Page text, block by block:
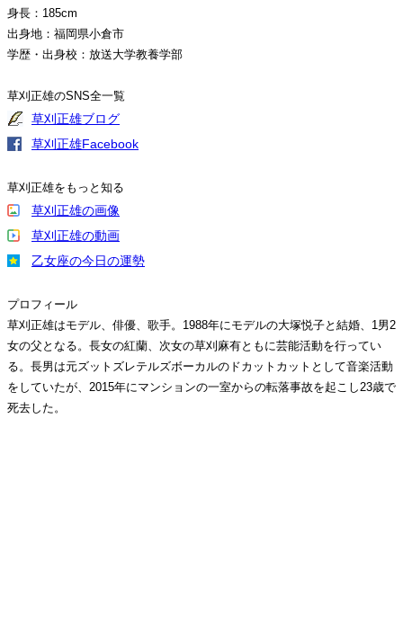
身長：185cm
出身地：福岡県小倉市
学歴・出身校：放送大学教養学部
草刈正雄のSNS全一覧
草刈正雄ブログ
草刈正雄Facebook
草刈正雄をもっと知る
草刈正雄の画像
草刈正雄の動画
乙女座の今日の運勢
プロフィール
草刈正雄はモデル、俳優、歌手。1988年にモデルの大塚悦子と結婚、1男2
女の父となる。長女の紅蘭、次女の草刈麻有ともに芸能活動を行ってい
る。長男は元ズットズレテルズボーカルのドカットカットとして音楽活動
をしていたが、2015年にマンションの一室からの転落事故を起こし23歳で
死去した。